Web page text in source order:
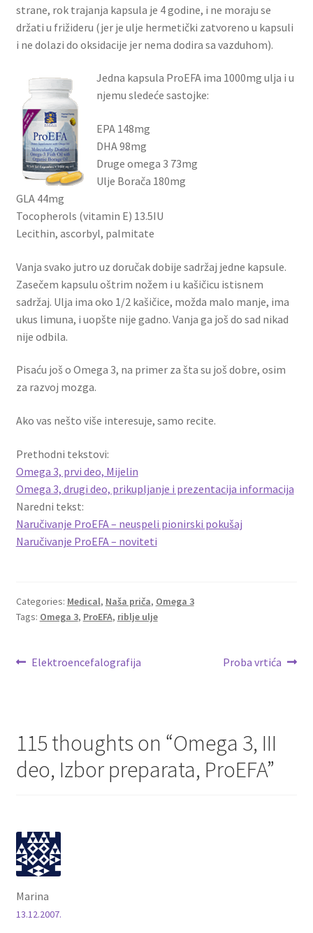
strane, rok trajanja kapsula je 4 godine, i ne moraju se
držati u frižideru (jer je ulje hermetički zatvoreno u kapsuli
i ne dolazi do oksidacije jer nema dodira sa vazduhom).
Jedna kapsula ProEFA ima 1000mg ulja i u
njemu sledeće sastojke:
EPA 148mg
DHA 98mg
Druge omega 3 73mg
Ulje Borača 180mg
GLA 44mg
Tocopherols (vitamin E) 13.5IU
Lecithin, ascorbyl, palmitate
Vanja svako jutro uz doručak dobije sadržaj jedne kapsule.
Zasečem kapsulu oštrim nožem i u kašičicu istisnem
sadržaj. Ulja ima oko 1/2 kašičice, možda malo manje, ima
ukus limuna, i uopšte nije gadno. Vanja ga još do sad nikad
nije odbila.
Pisaću još o Omega 3, na primer za šta su još dobre, osim
za razvoj mozga.
Ako vas nešto više interesuje, samo recite.
Prethodni tekstovi:
Omega 3, prvi deo, Mijelin
Omega 3, drugi deo, prikupljanje i prezentacija informacija
Naredni tekst:
Naručivanje ProEFA – neuspeli pionirski pokušaj
Naručivanje ProEFA – noviteti
Categories: Medical, Naša priča, Omega 3
Tags: Omega 3, ProEFA, riblje ulje
Post
Previous
Elektroencefalografija
Next
Proba vrtića
115 thoughts on “Omega 3, III
deo, Izbor preparata, ProEFA”
Marina
13.12.2007.